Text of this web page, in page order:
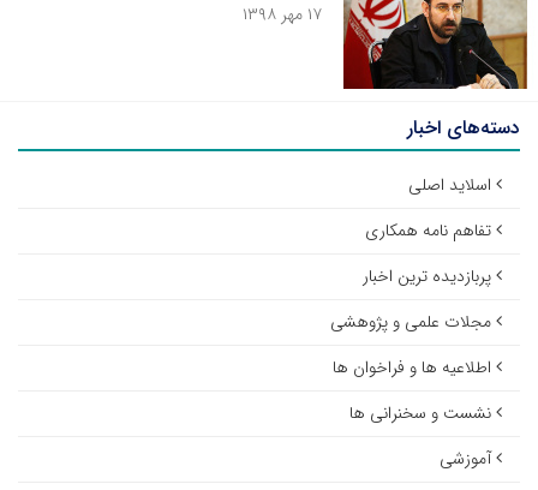
۱۷ مهر ۱۳۹۸
دسته‌های اخبار
اسلاید اصلی
تفاهم نامه همکاری
پربازدیده ترین اخبار
مجلات علمی و پژوهشی
اطلاعیه ها و فراخوان ها
نشست و سخنرانی ها
آموزشی